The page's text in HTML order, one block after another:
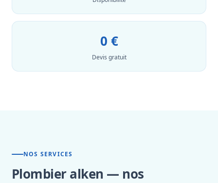
0 €
Devis gratuit
NOS SERVICES
Plombier alken — nos